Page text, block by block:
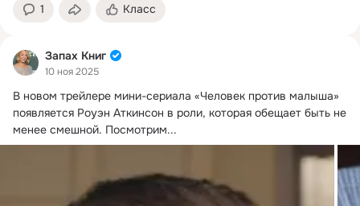
1 Класс
Запах Книг
10 ноя 2025
В новом трейлере мини-сериала «Человек против малыша»
появляется Роуэн Аткинсон в роли, которая обещает быть не
менее смешной. Посмотрим...